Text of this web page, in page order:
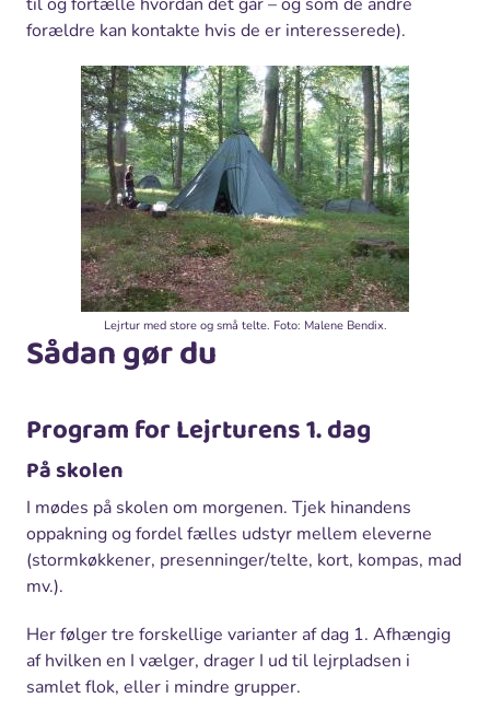
forældre kan kontakte hvis de er interesserede).
Lejrtur med store og små telte. Foto: Malene Bendix.
Sådan gør du
Program for Lejrturens 1. dag
På skolen
I mødes på skolen om morgenen. Tjek hinandens
oppakning og fordel fælles udstyr mellem eleverne
(stormkøkkener, presenninger/telte, kort, kompas, mad
mv.).
Her følger tre forskellige varianter af dag 1. Afhængig
af hvilken en I vælger, drager I ud til lejrpladsen i
samlet flok, eller i mindre grupper.